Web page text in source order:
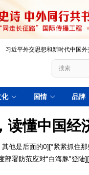
习近平外交思想和新时代中国外
化 国情 品牌
读懂中国经
其他是后面的0][“紧紧抓住
部署防范应对“白海豚”登陆]